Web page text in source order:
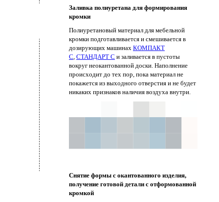
Заливка полиуретана для формирования
кромки
Полиуретановый материал для мебельной
кромки подготавливается и смешивается в
дозирующих машинах КОМПАКТ
С СТАНДАРТ С и заливается в пустоты
вокруг неокантованной доски. Наполнение
происходит до тех пор, пока материал не
покажется из выходного отверстия и не будет
никаких признаков наличия воздуха внутри.
Снятие формы с окантованного изделия,
получение готовой детали с отформованной
кромкой